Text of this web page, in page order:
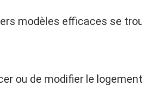
modèles efficaces se
ou de modifier le